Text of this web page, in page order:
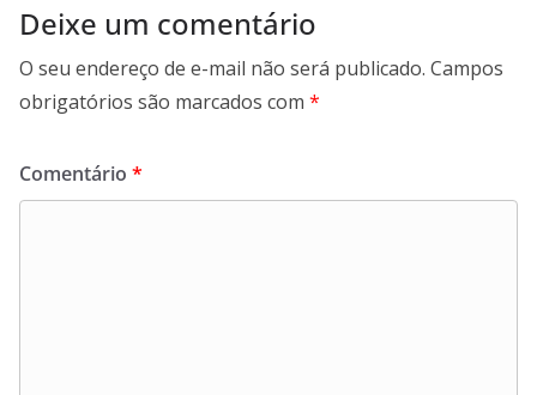
Deixe um comentário
O seu endereço de e-mail não será publicado. Campos
obrigatórios são marcados com *
Comentário *